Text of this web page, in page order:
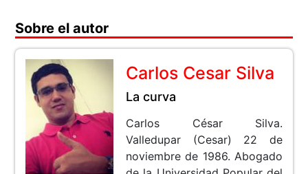
Sobre el autor
Carlos Cesar Silva
La curva
Carlos César Silva.
Valledupar (Cesar) 22 de
noviembre de 1986. Abogado